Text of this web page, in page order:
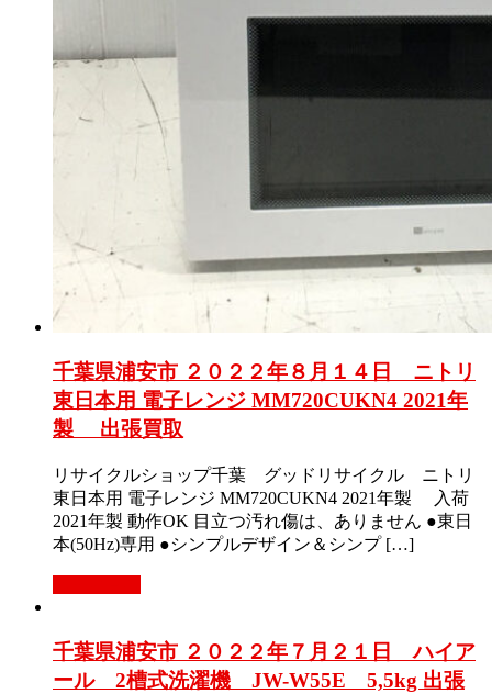
千葉県浦安市 ２０２２年８月１４日 ニトリ
東日本用 電子レンジ MM720CUKN4 2021年
製 出張買取
リサイクルショップ千葉 グッドリサイクル ニトリ
東日本用 電子レンジ MM720CUKN4 2021年製 入荷
2021年製 動作OK 目立つ汚れ傷は、ありません ●東日
本(50Hz)専用 ●シンプルデザイン＆シンプ […]
千葉県浦安市 ２０２２年７月２１日 ハイア
ール 2槽式洗濯機 JW-W55E 5,5kg 出張